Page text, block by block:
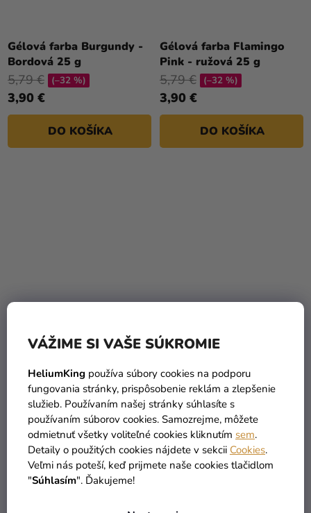
VÁŽIME SI VAŠE SÚKROMIE
HeliumKing používa súbory cookies na podporu
fungovania stránky, prispôsobenie reklám a zlepšenie
služieb. Používaním našej stránky súhlasíte s
používaním súborov cookies. Samozrejme, môžete
odmietnuť všetky voliteľné cookies kliknutím sem.
Detaily o použitých cookies nájdete v sekcii Cookies.
Veľmi nás poteší, keď prijmete naše cookies tlačidlom
"Súhlasím". Ďakujeme!
Gélová farba Burgundy -
Bordová 25 g
3,90 €
5,79 € (–32 %)
DO KOŠÍKA
Gélová farba Flamingo
Pink - ružová 25 g
3,90 €
5,79 € (–32 %)
DO KOŠÍKA
3,90 €
DO KOŠÍKA
- staroružová 25 g
3,90 €
DO KOŠÍKA